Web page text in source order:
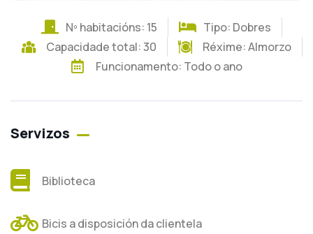
Nº habitacións: 15
Tipo: Dobres
Capacidade total: 30
Réxime:Almorzo
Funcionamento: Todo o ano
Servizos
Biblioteca
Bicis a disposición da clientela